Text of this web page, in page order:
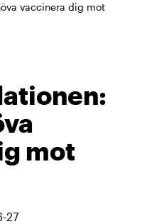
vaccinera dig mot
mot
27